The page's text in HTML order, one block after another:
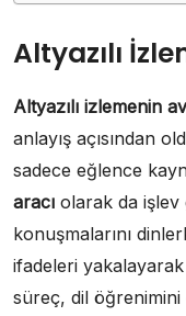
Altyazılı
Altyazılı izlemenin
anlayış açısından
sadece eğlence
aracı olarak da
konuşmalarını
ifadeleri
süreç, dil